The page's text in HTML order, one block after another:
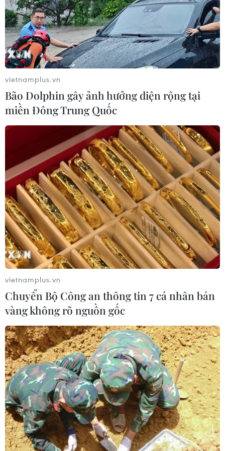
Làn sóng tấn công mạng nhằm vào
các quỹ đầu cơ lớn của Mỹ
06/08/2026 06:47
Đồng USD trước bước ngoặt do đồng
yen mạnh lên và số liệu việc làm Mỹ
06/08/2026 05:14
Lãi suất ngân hàng ngày 6/8: Kỳ hạn
3 tháng đang được mức lãi suất tối đa
06/08/2026 00:06
Mỹ phát tín hiệu ủng hộ ổn định
đồng won của Hàn Quốc
05/08/2026 23:26
Mỹ hoàn trả khoảng 100 tỷ USD thuế
quan sau phán quyết của Tòa án Tối
cao
05/08/2026 22:58
Nhật Bản: Nội các thông qua chính
sách giảm thuế tiêu thụ thực phẩm
xuống 1%
05/08/2026 15:30
vietnamplus.vn
Bão Dolphin gây ảnh hưởng diện rộng tại
miền Đông Trung Quốc
vietnamplus.vn
Chuyển Bộ Công an thông tin 7 cá nhân bán
vàng không rõ nguồn gốc